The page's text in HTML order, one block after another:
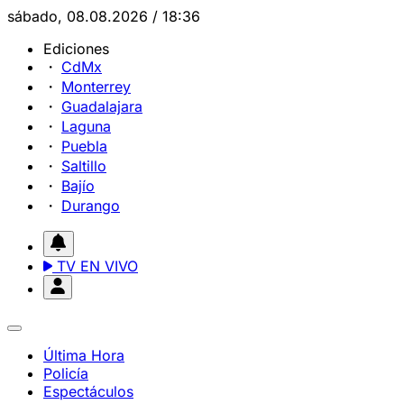
sábado, 08.08.2026 / 18:36
Ediciones
CdMx
Monterrey
Guadalajara
Laguna
Puebla
Saltillo
Bajío
Durango
TV EN VIVO
Última Hora
Policía
Espectáculos